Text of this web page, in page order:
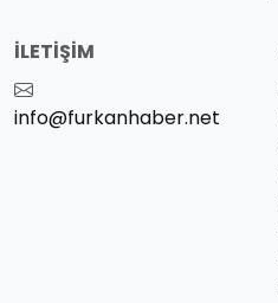
İLETIŞIM
info@furkanhaber.net